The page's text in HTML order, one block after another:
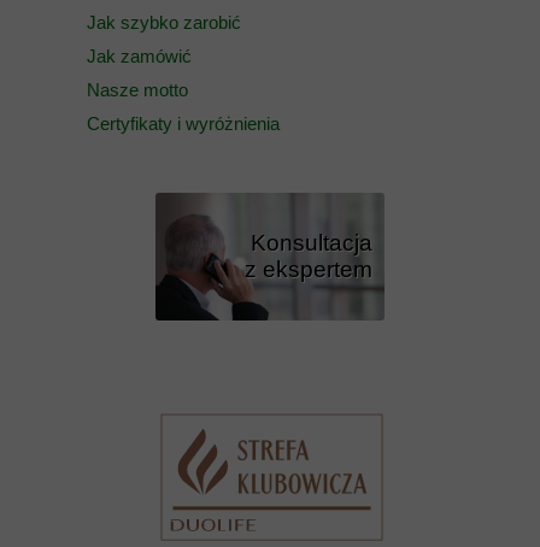
Przycisk
Jak szybko zarobić
Jak zamówić
Nasze motto
Certyfikaty i wyróżnienia
Konsultacja
z ekspertem